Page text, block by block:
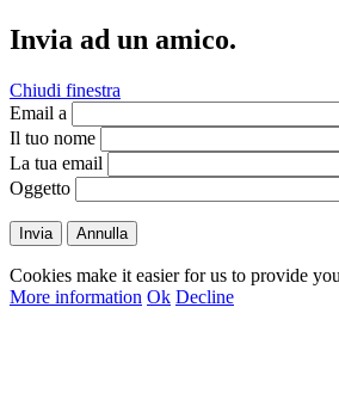
Invia ad un amico.
Chiudi finestra
Email a
Il tuo nome
La tua email
Oggetto
Invia Annulla
Cookies make it easier for us to provide
More information Ok Decline